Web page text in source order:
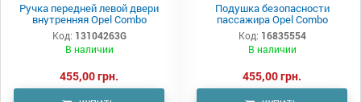
Ручка передней левой двери
внутренняя Opel Combo
Код: 13104263G
В наличии
455,00 грн.
Подушка безопасности
пассажира Opel Combo
Код: 16835554
В наличии
455,00 грн.